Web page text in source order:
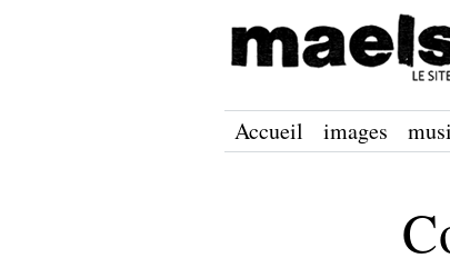
Accueil images